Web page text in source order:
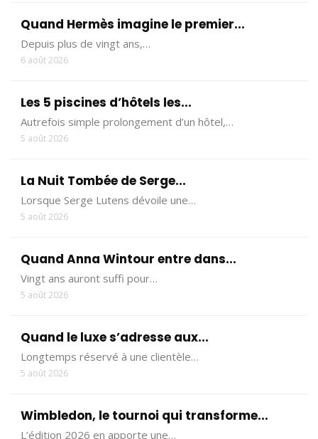
Quand Hermès imagine le premier...
Depuis plus de vingt ans,…
6 août 2026
Les 5 piscines d’hôtels les...
Autrefois simple prolongement d’un hôtel,…
5 août 2026
La Nuit Tombée de Serge...
Lorsque Serge Lutens dévoile une…
5 août 2026
Quand Anna Wintour entre dans...
Vingt ans auront suffi pour…
5 août 2026
Quand le luxe s’adresse aux...
Longtemps réservé à une clientèle…
5 août 2026
Wimbledon, le tournoi qui transforme...
L’édition 2026 en apporte une…